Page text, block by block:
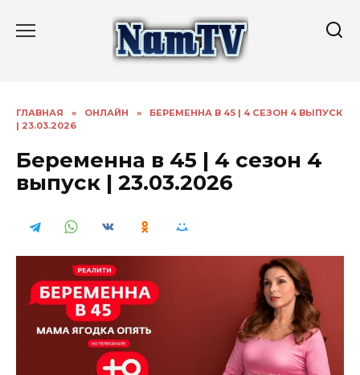
ГЛАВНАЯ » ОНЛАЙН »
БЕРЕМЕННА В 45 | 4 СЕЗОН 4 ВЫПУСК
| 23.03.2026
Беременна в 45 | 4 сезон 4
выпуск | 23.03.2026